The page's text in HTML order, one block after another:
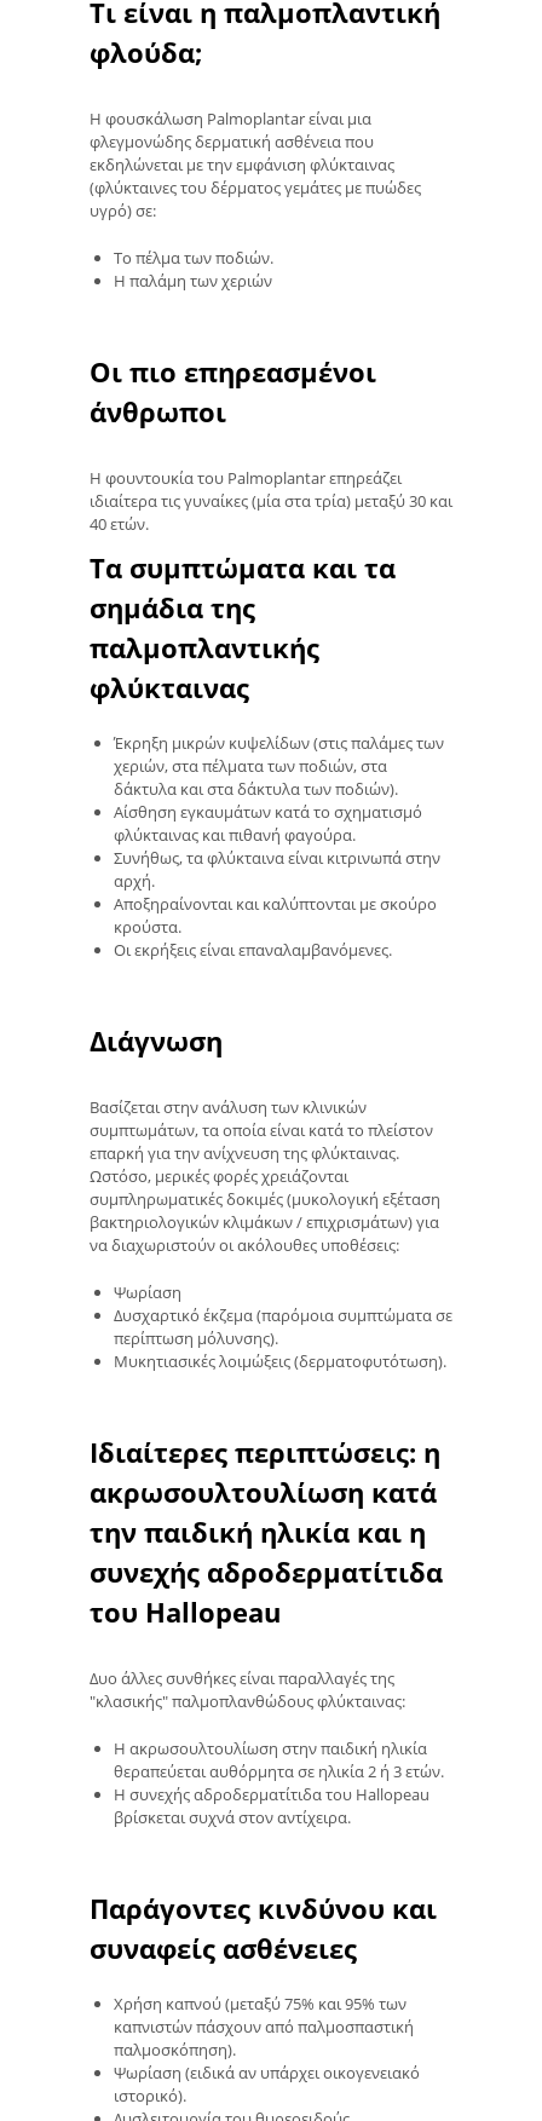
Τι είναι η παλμοπλαντική
φλούδα;
Η φουσκάλωση Palmoplantar είναι μια
φλεγμονώδης δερματική ασθένεια που
εκδηλώνεται με την εμφάνιση φλύκταινας
(φλύκταινες του δέρματος γεμάτες με πυώδες
υγρό) σε:
Το πέλμα των ποδιών.
Η παλάμη των χεριών
Οι πιο επηρεασμένοι
άνθρωποι
Η φουντουκία του Palmoplantar επηρεάζει
ιδιαίτερα τις γυναίκες (μία στα τρία) μεταξύ 30 και
40 ετών.
Τα συμπτώματα και τα
σημάδια της
παλμοπλαντικής
φλύκταινας
Έκρηξη μικρών κυψελίδων (στις παλάμες των
χεριών, στα πέλματα των ποδιών, στα
δάκτυλα και στα δάκτυλα των ποδιών).
Αίσθηση εγκαυμάτων κατά το σχηματισμό
φλύκταινας και πιθανή φαγούρα.
Συνήθως, τα φλύκταινα είναι κιτρινωπά στην
αρχή.
Αποξηραίνονται και καλύπτονται με σκούρο
κρούστα.
Οι εκρήξεις είναι επαναλαμβανόμενες.
Διάγνωση
Βασίζεται στην ανάλυση των κλινικών
συμπτωμάτων, τα οποία είναι κατά το πλείστον
επαρκή για την ανίχνευση της φλύκταινας.
Ωστόσο, μερικές φορές χρειάζονται
συμπληρωματικές δοκιμές (μυκολογική εξέταση
βακτηριολογικών κλιμάκων / επιχρισμάτων) για
να διαχωριστούν οι ακόλουθες υποθέσεις:
Ψωρίαση
Δυσχαρτικό έκζεμα (παρόμοια συμπτώματα σε
περίπτωση μόλυνσης).
Μυκητιασικές λοιμώξεις (δερματοφυτότωση).
Ιδιαίτερες περιπτώσεις: η
ακρωσουλτουλίωση κατά
την παιδική ηλικία και η
συνεχής αδροδερματίτιδα
του Hallopeau
Δυο άλλες συνθήκες είναι παραλλαγές της
"κλασικής" παλμοπλανθώδους φλύκταινας:
Η ακρωσουλτουλίωση στην παιδική ηλικία
θεραπεύεται αυθόρμητα σε ηλικία 2 ή 3 ετών.
Η συνεχής αδροδερματίτιδα του Hallopeau
βρίσκεται συχνά στον αντίχειρα.
Παράγοντες κινδύνου και
συναφείς ασθένειες
Χρήση καπνού (μεταξύ 75% και 95% των
καπνιστών πάσχουν από παλμοσπαστική
παλμοσκόπηση).
Ψωρίαση (ειδικά αν υπάρχει οικογενειακό
ιστορικό).